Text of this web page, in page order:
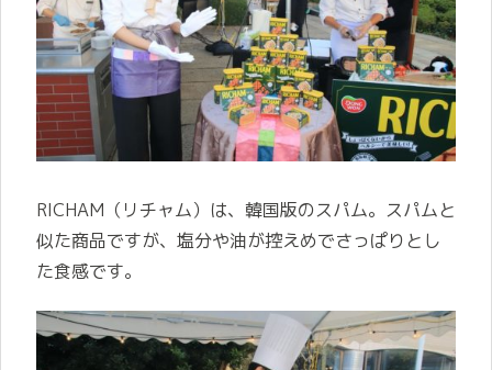
RICHAM（リチャム）は、韓国版のスパム。スパムと
似た商品ですが、塩分や油が控えめでさっぱりとし
た食感です。